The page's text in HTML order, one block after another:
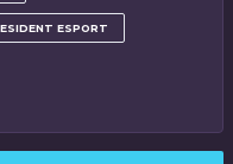
ESPORT